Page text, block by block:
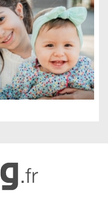
l'utilisation du site,
du site internet.
cookies pour chaque